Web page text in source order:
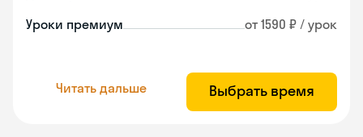
Уроки премиум от 1590 ₽ / урок
Читать дальше Выбрать время